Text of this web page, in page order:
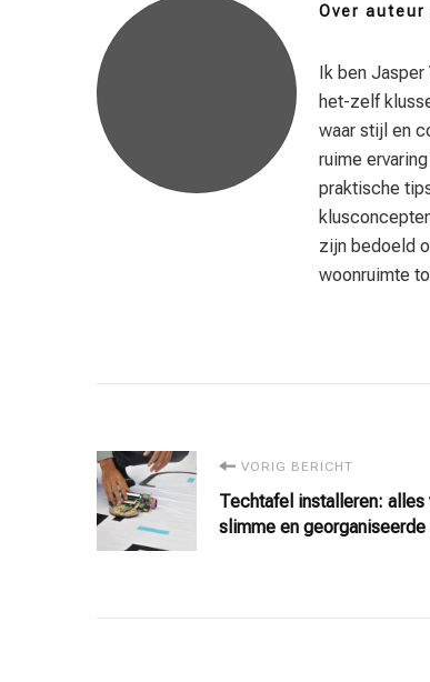
Over auteur
Ik ben
het-zelf
waar stijl en
ruime
praktische
zijn bedoeld
woonruimte
Bericht
navigatie
VORIG BERICHT
Techtafel installeren: alles
slimme en